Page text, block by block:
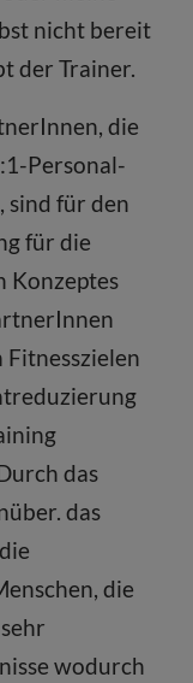
nicht bereit
der Trainer.
die
Personal-
sind für den
für die
Konzeptes
Fitnesszielen
das
das
die
wodurch